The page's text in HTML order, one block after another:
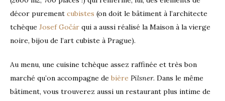
décor purement cubistes (on doit le bâtiment à l’architecte
tchèque Josef Gočár qui a aussi réalisé la Maison à la vierge
noire, bijou de l’art cubiste à Prague).
Au menu, une cuisine tchèque assez raffinée et très bon
marché qu’on accompagne de bière Pilsner. Dans le même
bâtiment, vous trouverez aussi un restaurant plus intime de